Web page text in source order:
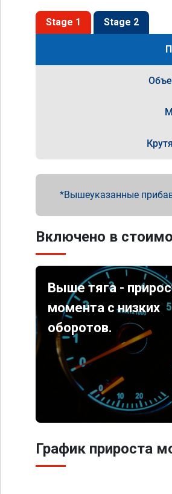
Stage 1 Stage 2
Вышеуказанные
Включено в
Выше тяга -
момента с низких
оборотов.
График прироста